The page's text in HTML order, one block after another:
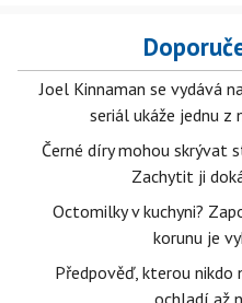
Joel Kinnaman se vydává
seriál ukáže jednu z
Černé díry mohou skrývat
Zachytit ji
Octomilky v kuchyni?
korunu je
Předpověď, kterou nikdo